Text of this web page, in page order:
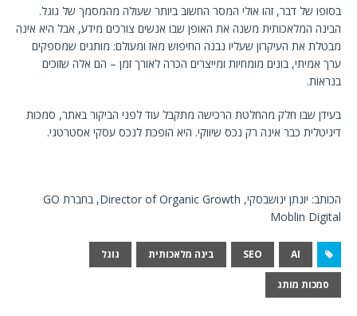
בסופו של דבר, זהו אולי המסר החשוב ביותר שעולה מהמסמך של גוגל.
הבינה המלאכותית משנה את האופן שבו אנשים צורכים מידע, אבל היא אינה
מבטלת את העיקרון שעליו נבנה החיפוש מאז ומעולם: מותגים שמספקים
ערך אמיתי, בונים מומחיות ומייצרים הכרה לאורך זמן – הם אלה שזוכים
בנראות.
בעידן שבו חלק מהחלטת הרכישה מתקבל עוד לפני הביקור באתר, סמכות
דיגיטלית כבר אינה רק נכס שיווקי. היא הופכת לנכס עסקי אסטרטגי.
הכותב: יונתן ינושבסקי, Director of Organic Growth, בחברת GO
Moblin Digital
AI
SEO בינה מלאכותית גוגל
סמכות מותג